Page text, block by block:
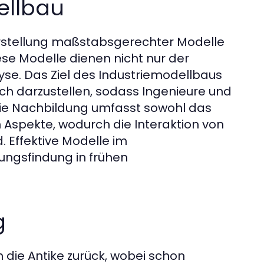
maßstabsgerechter Modelle
Modelle dienen nicht nur der
Das Ziel des Industriemodellbaus
darzustellen, sodass Ingenieure und
Nachbildung umfasst sowohl das
wodurch die Interaktion von
Effektive Modelle im
in frühen
Antike zurück, wobei schon